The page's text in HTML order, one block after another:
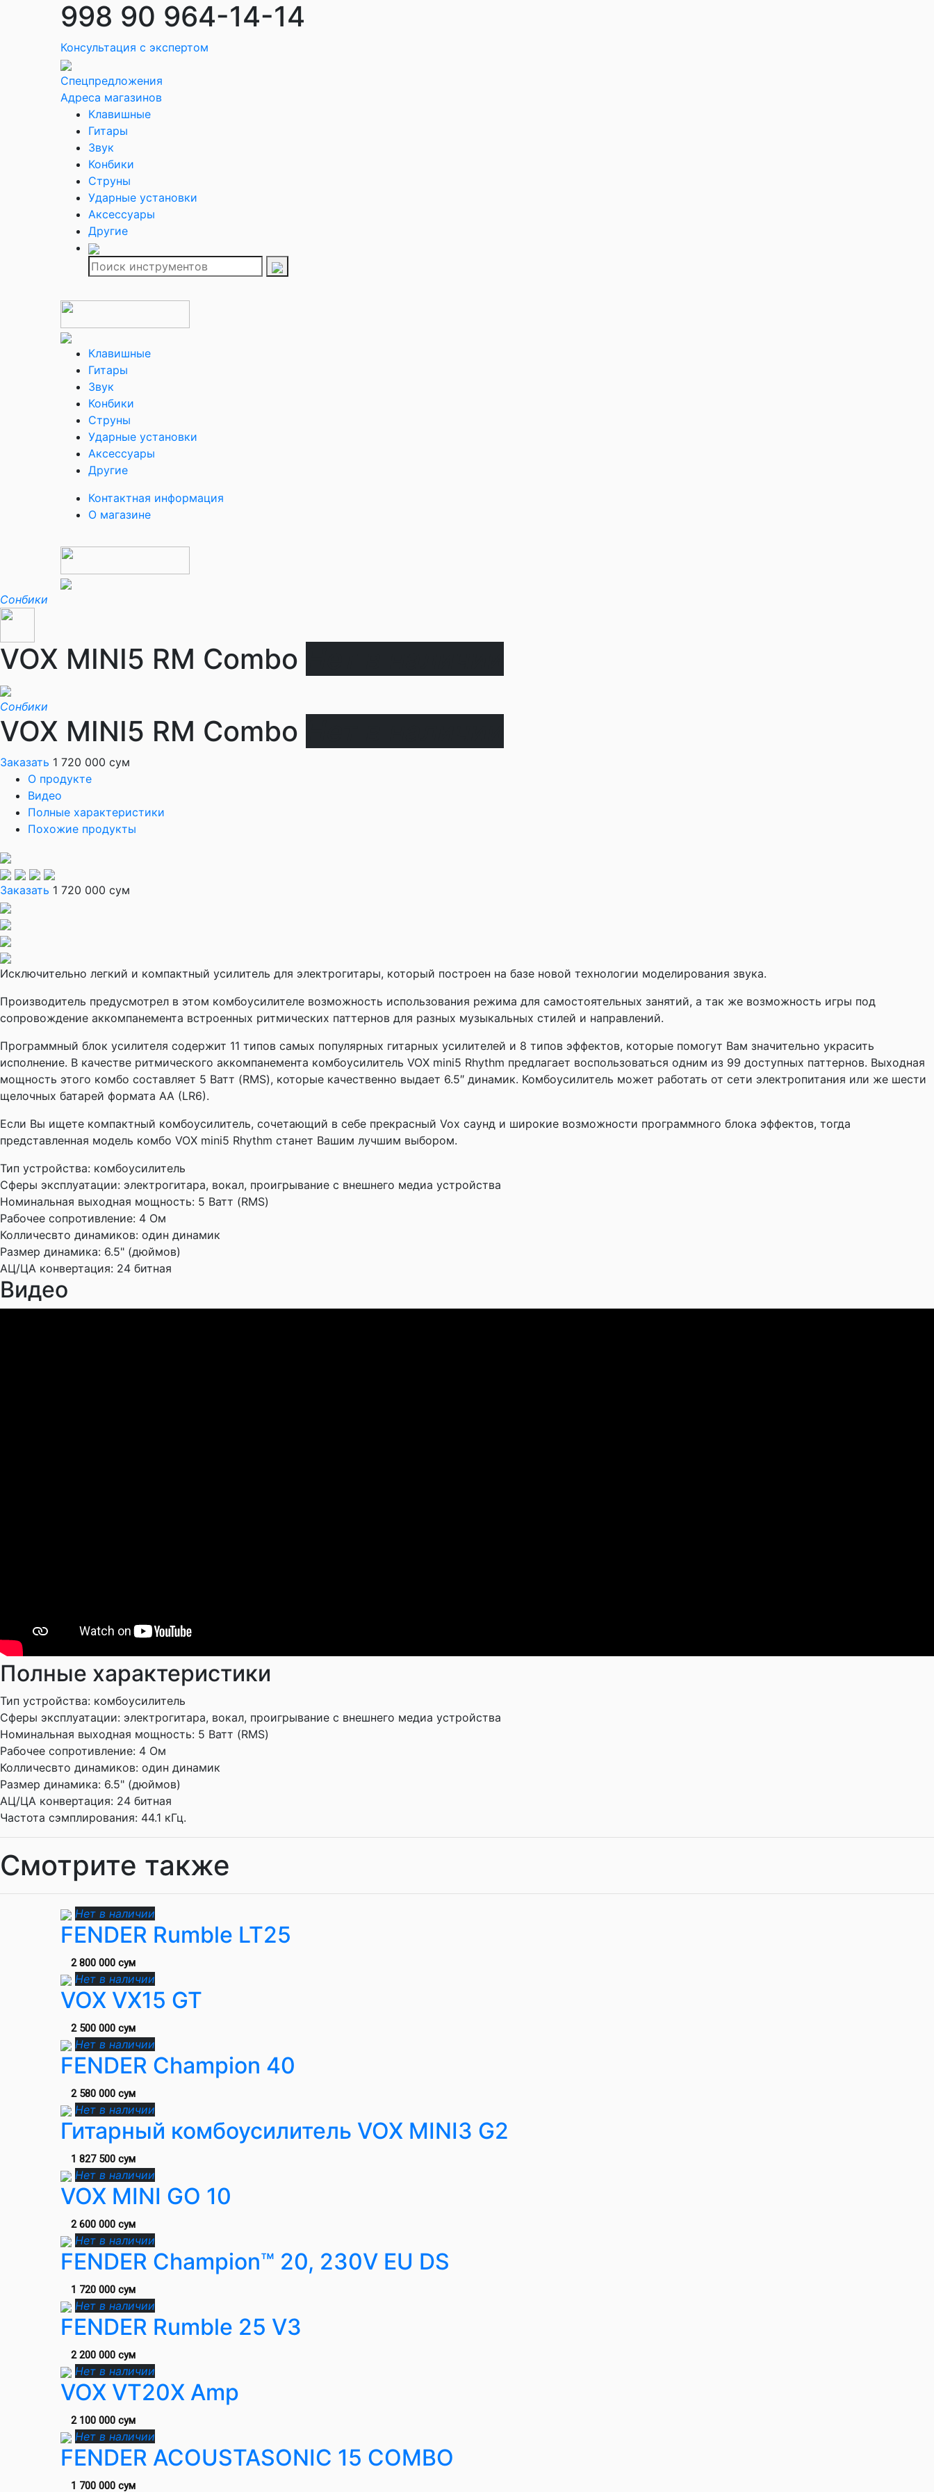
998 90 964-14-14
Консультация с экспертом
Спецпредложения
Адреса магазинов
Клавишные
Гитары
Звук
Конбики
Струны
Ударные установки
Аксессуары
Другие
Клавишные
Гитары
Звук
Конбики
Струны
Ударные установки
Аксессуары
Другие
Контактная информация
О магазине
Сонбики
VOX MINI5 RM Combo
Сонбики
VOX MINI5 RM Combo
Заказать 1 720 000 сум
О продукте
Видео
Полные характеристики
Похожие продукты
Заказать 1 720 000 сум
Исключительно легкий и компактный усилитель для электрогитары, который построен на базе новой технологии моделирования звука.
Производитель предусмотрел в этом комбоусилителе возможность использования режима для самостоятельных занятий, а так же возможность игры под
сопровождение аккомпанемента встроенных ритмических паттернов для разных музыкальных стилей и направлений.
Программный блок усилителя содержит 11 типов самых популярных гитарных усилителей и 8 типов эффектов, которые помогут Вам значительно украсить
исполнение. В качестве ритмического аккомпанемента комбоусилитель VOX mini5 Rhythm предлагает воспользоваться одним из 99 доступных паттернов. Выходная
мощность этого комбо составляет 5 Ватт (RMS), которые качественно выдает 6.5″ динамик. Комбоусилитель может работать от сети электропитания или же шести
щелочных батарей формата AA (LR6).
Если Вы ищете компактный комбоусилитель, сочетающий в себе прекрасный Vox саунд и широкие возможности программного блока эффектов, тогда
представленная модель комбо VOX mini5 Rhythm станет Вашим лучшим выбором.
Тип устройства: комбоусилитель
Сферы эксплуатации: электрогитара, вокал, проигрывание с внешнего медиа устройства
Номинальная выходная мощность: 5 Ватт (RMS)
Рабочее сопротивление: 4 Ом
Колличесвто динамиков: один динамик
Размер динамика: 6.5" (дюймов)
АЦ/ЦА конвертация: 24 битная
Видео
Полные характеристики
Тип устройства: комбоусилитель
Сферы эксплуатации: электрогитара, вокал, проигрывание с внешнего медиа устройства
Номинальная выходная мощность: 5 Ватт (RMS)
Рабочее сопротивление: 4 Ом
Колличесвто динамиков: один динамик
Размер динамика: 6.5" (дюймов)
АЦ/ЦА конвертация: 24 битная
Частота сэмплирования: 44.1 кГц.
Смотрите также
Нет в наличии
FENDER Rumble LT25
2 800 000 сум
Нет в наличии
VOX VX15 GT
2 500 000 сум
Нет в наличии
FENDER Champion 40
2 580 000 сум
Нет в наличии
Гитарный комбоусилитель VOX MINI3 G2
1 827 500 сум
Нет в наличии
VOX MINI GO 10
2 600 000 сум
Нет в наличии
FENDER Champion™ 20, 230V EU DS
1 720 000 сум
Нет в наличии
FENDER Rumble 25 V3
2 200 000 сум
Нет в наличии
VOX VT20X Amp
2 100 000 сум
Нет в наличии
FENDER ACOUSTASONIC 15 COMBO
1 700 000 сум